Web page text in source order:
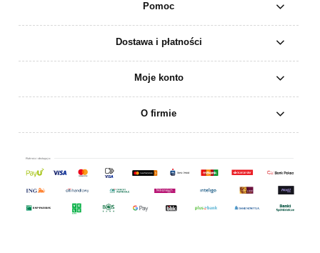
Pomoc
Dostawa i płatności
Moje konto
O firmie